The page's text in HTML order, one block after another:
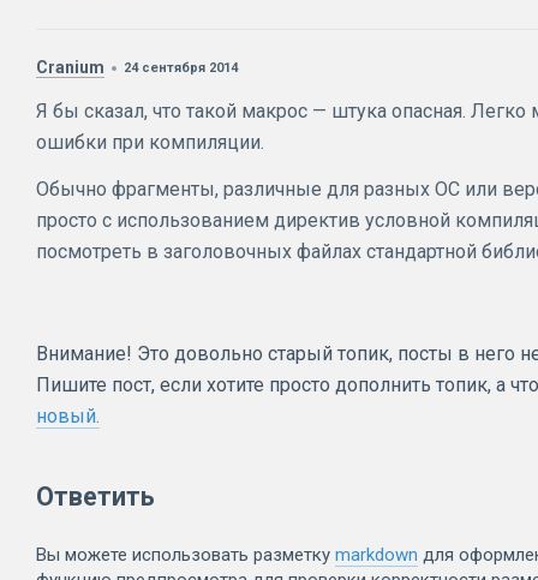
Cranium 24 сентября 2014
Я бы сказал, что такой макрос — штука опасная.
ошибки при компиляции.
Обычно фрагменты, различные для разных ОС или
просто с использованием директив условной
посмотреть в заголовочных файлах стандартной
Внимание! Это довольно старый топик, посты в него
Пишите пост, если хотите просто дополнить топик, а
новый.
Ответить
Вы можете использовать разметку markdown для